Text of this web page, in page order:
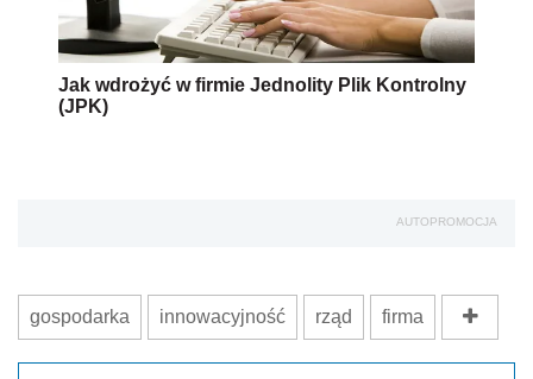
Jak wdrożyć w firmie Jednolity Plik Kontrolny
(JPK)
AUTOPROMOCJA
gospodarka innowacyjność rząd firma